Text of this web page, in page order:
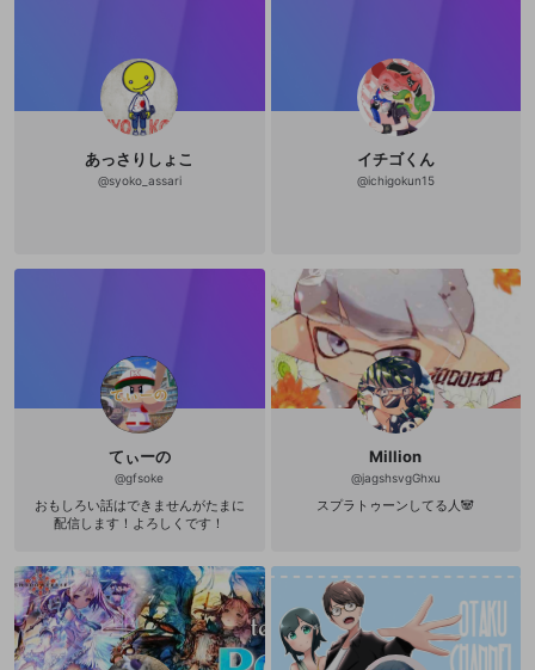
00 ゲーム内 0.4 ADS 0.8 視野角 9
0
あっさりしょこ
@syoko_assari
イチゴくん
@ichigokun15
てぃーの
@gfsoke
おもしろい話はできませんがたまに
配信します！よろしくです！
Million
@jagshsvgGhxu
スプラトゥーンしてる人🐼